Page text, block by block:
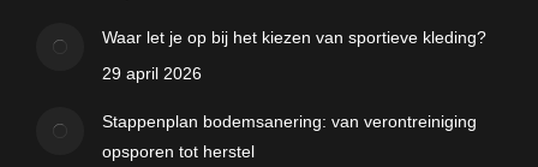
Waar let je op bij het kiezen van sportieve kleding?
29 april 2026
Stappenplan bodemsanering: van verontreiniging
opsporen tot herstel